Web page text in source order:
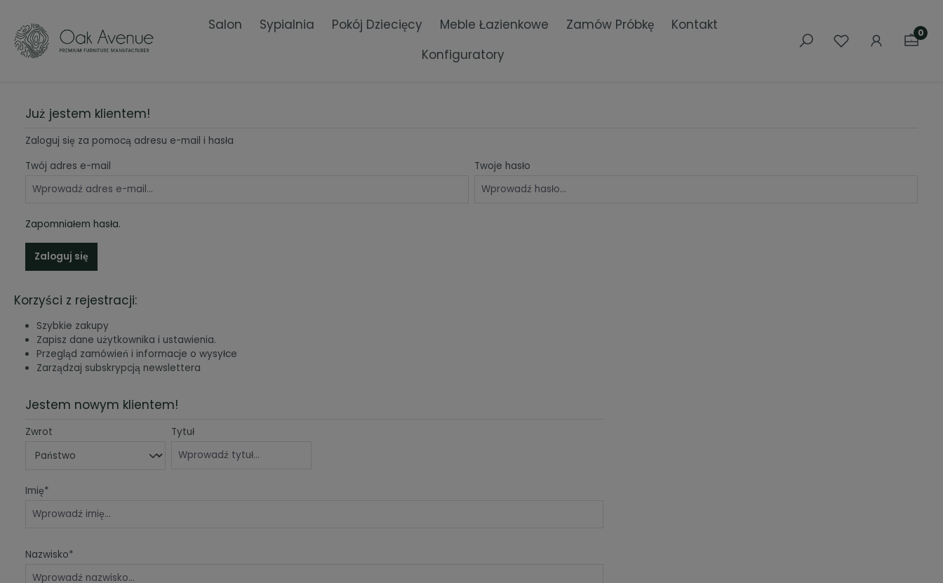
Salon Sypialnia Pokój Dziecięcy Meble Łazienkowe Zamów Próbkę
Kontakt
Konfiguratory
Półki
0
Już jestem klientem!
Zaloguj się za pomocą adresu e-mail i hasła
Twój adres e-mail
Twoje hasło
Zapomniałem hasła.
Zaloguj się
Korzyści z rejestracji:
Szybkie zakupy
Zapisz dane użytkownika i ustawienia.
Przegląd zamówień i informacje o wysyłce
Zarządzaj subskrypcją newslettera
Jestem nowym klientem!
Dane osobowe
Zwrot Tytuł
Imię*
Nazwisko*